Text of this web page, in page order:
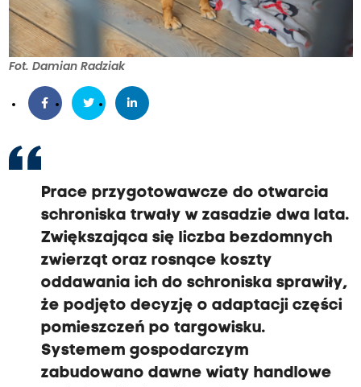
Fot. Damian Radziak
Prace przygotowawcze do otwarcia
schroniska trwały w zasadzie dwa lata.
Zwiększająca się liczba bezdomnych
zwierząt oraz rosnące koszty
oddawania ich do schroniska sprawiły,
że podjęto decyzję o adaptacji części
pomieszczeń po targowisku.
Systemem gospodarczym
zabudowano dawne wiaty handlowe